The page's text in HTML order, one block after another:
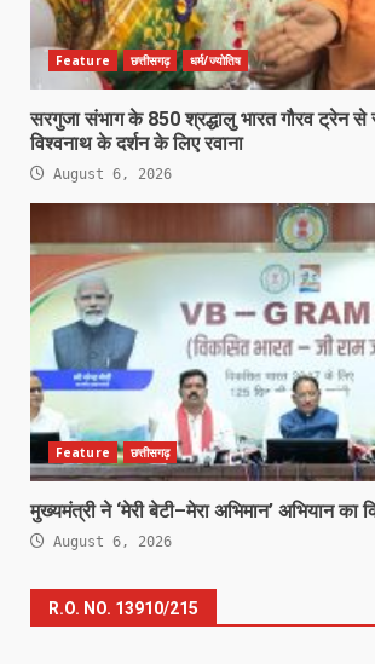
Feature छत्तीसगढ़ धर्म/ज्योतिष
सरगुजा संभाग के 850 श्रद्धालु भारत गौरव ट्रेन से
विश्वनाथ के दर्शन के लिए रवाना
August 6, 2026
Feature छत्तीसगढ़
मुख्यमंत्री ने ‘मेरी बेटी–मेरा अभिमान’ अभियान का
August 6, 2026
R.O. NO. 13910/215